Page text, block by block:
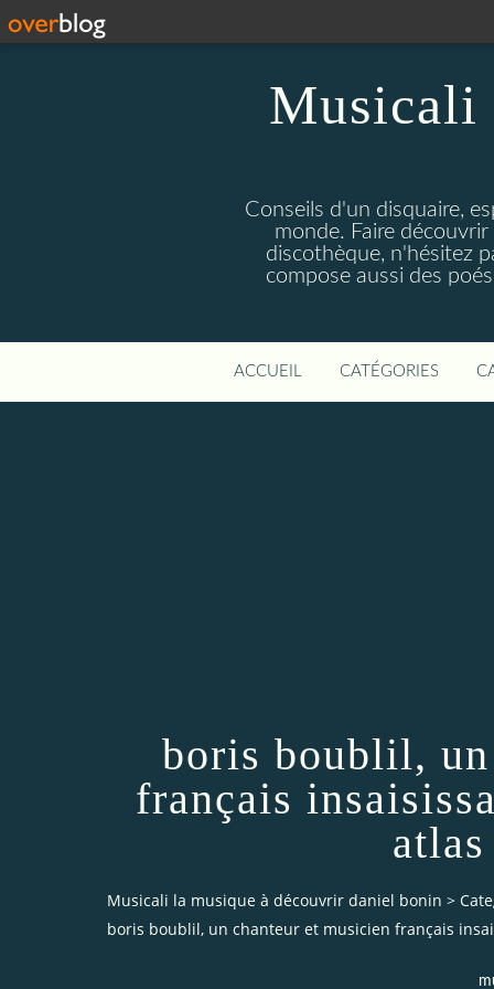
Musicali
Conseils d'un disquaire,
monde. Faire
discothèque, n'hésitez
compose aussi des
ACCUEIL CATÉGORIES
boris boublil,
français
Musicali la musique à découvrir daniel bonin >
boris boublil, un chanteur et musicien français